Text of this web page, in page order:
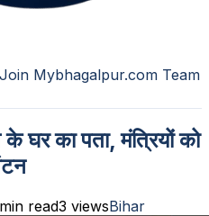
Join Mybhagalpur.com Team
घर का पता, मंत्रियों को
min read3 viewsBihar